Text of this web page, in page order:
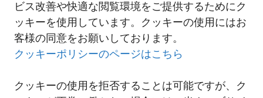
ビス改善や快適な閲覧環境をご提供するためにク
ッキーを使用しています。クッキーの使用にはお
客様の同意をお願いしております。
クッキーポリシーのページはこちら
クッキーの使用を拒否することは可能ですが、ク